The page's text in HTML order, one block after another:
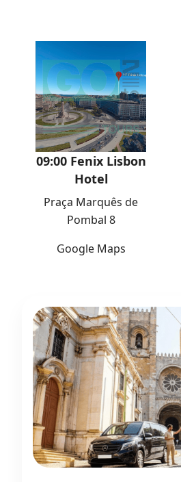
09:00 Fenix Lisbon
Hotel
Praça Marquês de
Pombal 8
Google Maps